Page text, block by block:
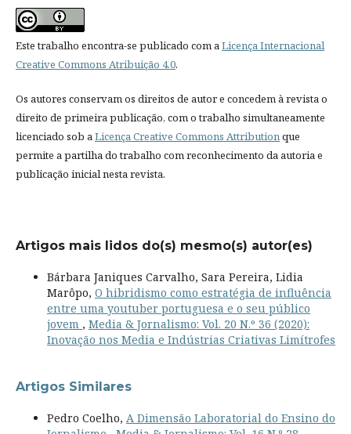
Este trabalho encontra-se publicado com aLicença Internacional
Creative Commons Atribuição 4.0.
Os autores conservam os direitos de autor e concedem à revista o
direito de primeira publicação, com o trabalho simultaneamente
licenciado sob aLicença Creative Commons Attributionque
permite a partilha do trabalho com reconhecimento da autoria e
publicação inicial nesta revista.
Artigos mais lidos do(s) mesmo(s) autor(es)
Bárbara Janiques Carvalho, Sara Pereira, Lidia
Marôpo, O hibridismo como estratégia de influência
entre uma youtuber portuguesa e o seu público
jovem , Media & Jornalismo: Vol. 20 N.º 36 (2020):
Inovação nos Media e Indústrias Criativas Limítrofes
Artigos Similares
Pedro Coelho, A Dimensão Laboratorial do Ensino do